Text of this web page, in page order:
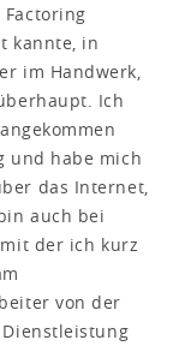
kannte, in
im Handwerk,
Ich
und habe mich
das Internet,
auch bei
der ich kurz
von der